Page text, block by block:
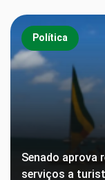
Política
Senado aprova
serviços a